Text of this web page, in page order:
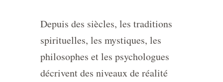
Depuis des siècles, les traditions
spirituelles, les mystiques, les
philosophes et les psychologues
décrivent des niveaux de réalité